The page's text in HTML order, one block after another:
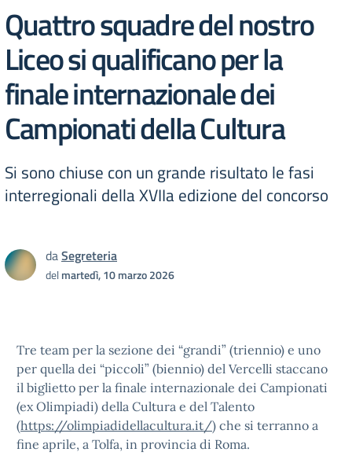
Quattro squadre del nostro
Liceo si qualificano per la
finale internazionale dei
Campionati della Cultura
Si sono chiuse con un grande risultato le fasi
interregionali della XVIIa edizione del concorso
daSegreteria
delmartedì, 10 marzo 2026
Tre team per la sezione dei “grandi” (triennio) e uno
per quella dei “piccoli” (biennio) del Vercelli staccano
il biglietto per la finale internazionale dei Campionati
(ex Olimpiadi) della Cultura e del Talento
(https://olimpiadidellacultura.it/) che si terranno a
fine aprile, a Tolfa, in provincia di Roma.